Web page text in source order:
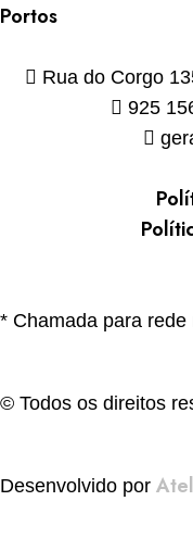
Portos
Rua do Corgo
925
* Chamada para rede
© Todos os direitos
Desenvolvido por